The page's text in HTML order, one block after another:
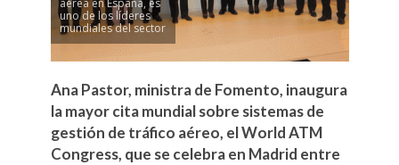
aérea en España, es
uno de los líderes
mundiales del sector
Ana Pastor, ministra de Fomento, inaugura
la mayor cita mundial sobre sistemas de
gestión de tráfico aéreo, el World ATM
Congress, que se celebra en Madrid entre